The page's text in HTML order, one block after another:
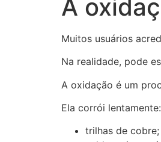
A
Muitos usuários
Na realidade, pode
A oxidação é um
Ela corrói lentamente:
trilhas de cobre;